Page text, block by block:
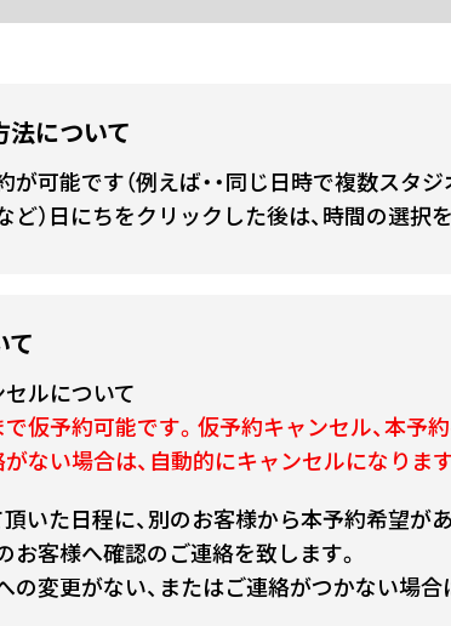
法について
が可能です（例えば・・同じ日時で複数スタ
）日にちをクリックした後は、時間の選択
て
セルについて
仮予約可能です。仮予約キャンセル、本予
ない場合は、自動的にキャンセルになりま
頂いた日程に、別のお客様から本予約希望が
お客様へ確認のご連絡を致します。
の変更がない、またはご連絡がつかない場合